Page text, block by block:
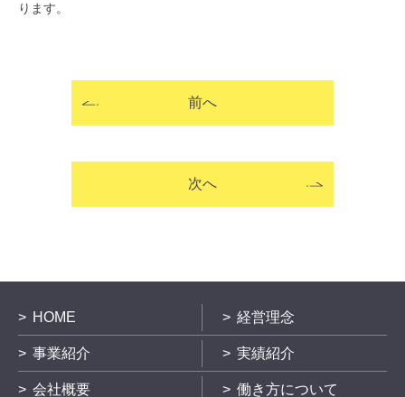
ります。
前へ
次へ
HOME 経営理念
事業紹介 実績紹介
会社概要 働き方について